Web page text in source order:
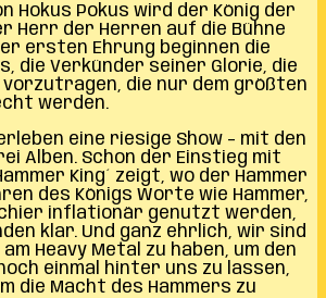
Hokus Pokus wird der König der
Herr der Herren auf die Bühne
ersten Ehrung beginnen die
die Verkünder seiner Glorie, die
vorzutragen, die nur dem größten
werden.
eine riesige Show – mit den
Alben. Schon der Einstieg mit
King´ zeigt, wo der Hammer
des Königs Worte wie Hammer,
inflationär genutzt werden,
klar. Und ganz ehrlich, wir sind
Heavy Metal zu haben, um den
einmal hinter uns zu lassen,
die Macht des Hammers zu